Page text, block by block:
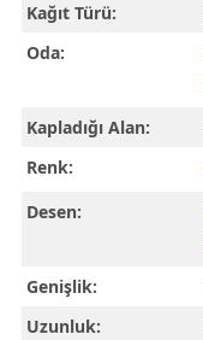
Kağıt Türü:
Oda:
Kapladığı Alan:
Renk:
Desen:
Genişlik:
Uzunluk: